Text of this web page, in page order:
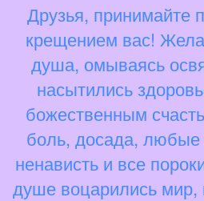
Друзья, принимайте
крещением вас!
душа, омываясь
насытились
божественным
боль, досада, любые
ненависть и все
душе воцарились мир,